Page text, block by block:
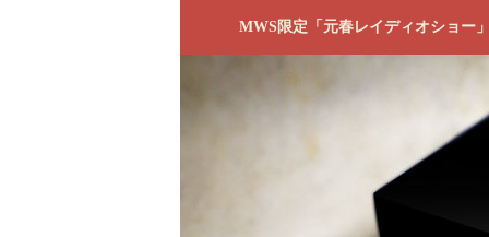
MWS限定「元春レイディオショー